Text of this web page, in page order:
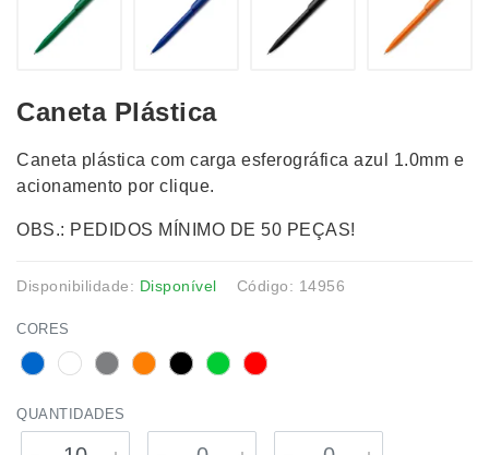
Caneta Plástica
Caneta plástica com carga esferográfica azul 1.0mm e
acionamento por clique.
OBS.: PEDIDOS MÍNIMO DE 50 PEÇAS!
Disponibilidade: Disponível Código: 14956
CORES
QUANTIDADES